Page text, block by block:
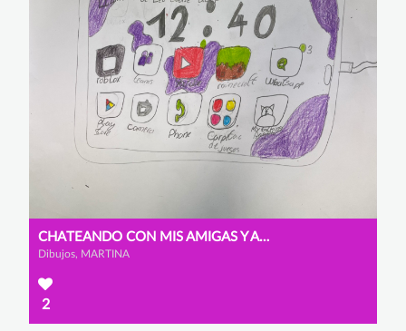
CHATEANDO CON MIS AMIGAS Y AMIGOS
Dibujos, MARTINA
2